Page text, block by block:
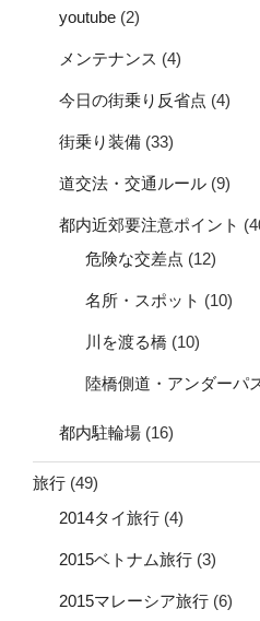
youtube (2)
メンテナンス (4)
今日の街乗り反省点 (4)
街乗り装備 (33)
道交法・交通ルール (9)
都内近郊要注意ポイント
危険な交差点 (12)
名所・スポット (10)
川を渡る橋 (10)
陸橋側道・アンダーパ
都内駐輪場 (16)
旅行 (49)
2014タイ旅行 (4)
2015ベトナム旅行 (3)
2015マレーシア旅行 (6)